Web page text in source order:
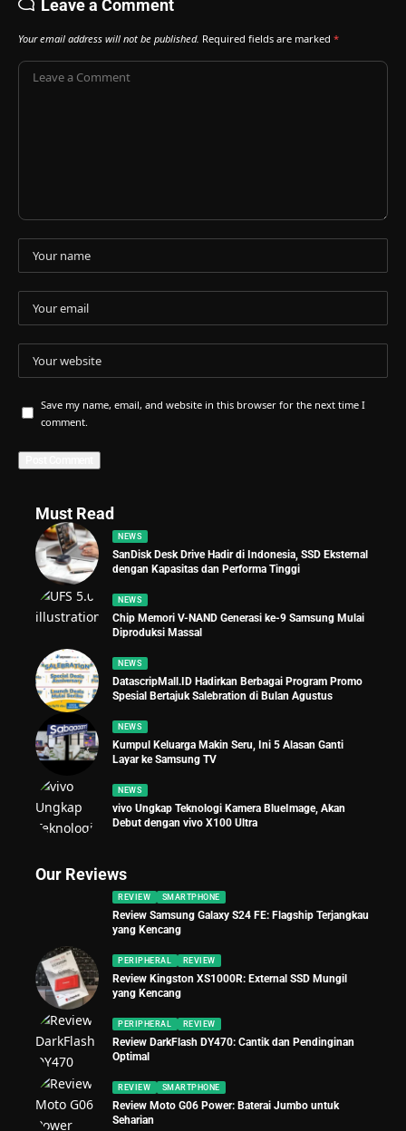
Leave a Comment
Your email address will not be published. Required fields are marked *
Save my name, email, and website in this browser for the next time I
comment.
Must Read
NEWS
SanDisk Desk Drive Hadir di Indonesia, SSD Eksternal
dengan Kapasitas dan Performa Tinggi
NEWS
Chip Memori V-NAND Generasi ke-9 Samsung Mulai
Diproduksi Massal
NEWS
DatascripMall.ID Hadirkan Berbagai Program Promo
Spesial Bertajuk Salebration di Bulan Agustus
NEWS
Kumpul Keluarga Makin Seru, Ini 5 Alasan Ganti
Layar ke Samsung TV
NEWS
vivo Ungkap Teknologi Kamera BlueImage, Akan
Debut dengan vivo X100 Ultra
Our Reviews
REVIEW SMARTPHONE
Review Samsung Galaxy S24 FE: Flagship Terjangkau
yang Kencang
PERIPHERAL REVIEW
Review Kingston XS1000R: External SSD Mungil
yang Kencang
PERIPHERAL REVIEW
Review DarkFlash DY470: Cantik dan Pendinginan
Optimal
REVIEW SMARTPHONE
Review Moto G06 Power: Baterai Jumbo untuk
Seharian